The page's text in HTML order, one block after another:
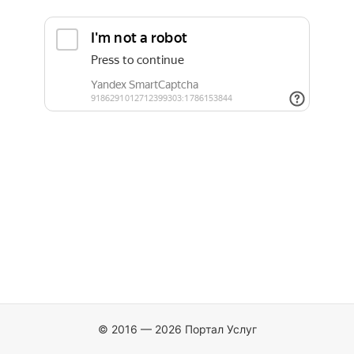
© 2016 — 2026 Портал Услуг